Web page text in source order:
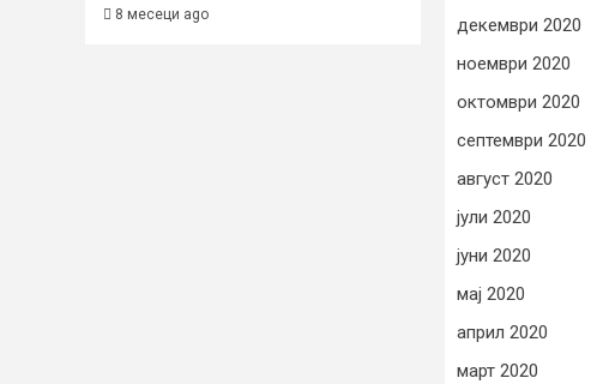
8 месеци ago
декември 2020
ноември 2020
октомври 2020
септември 2020
август 2020
јули 2020
јуни 2020
мај 2020
април 2020
март 2020